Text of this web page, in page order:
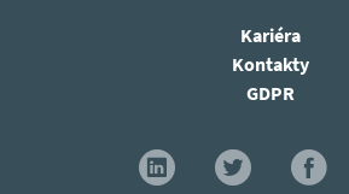
Kariéra
Kontakty
GDPR